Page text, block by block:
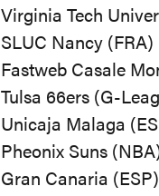
Virginia Tech
SLUC Nancy (FRA)
Fastweb Casale
Tulsa 66ers (G-
Unicaja Malaga
Pheonix Suns
Gran Canaria (ESP)